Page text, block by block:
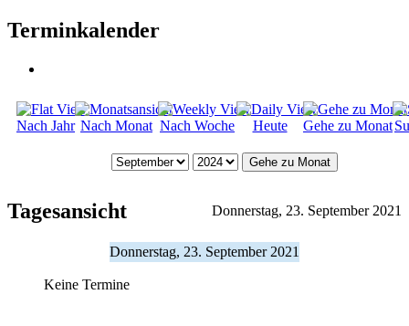
Terminkalender
Nach Jahr Nach Monat Nach Woche Heute Gehe zu Monat
Gehe zu Monat
Tagesansicht Donnerstag, 23. September 2021
Donnerstag, 23. September 2021
Keine Termine